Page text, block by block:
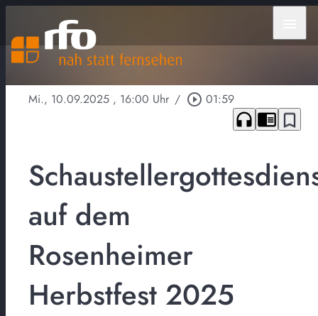
Mi., 10.09.2025 , 16:00 Uhr / play_circle_outline 01:59
headphones chrome_reader_mode bookmark_border
auf dem
Rosenheimer
Herbstfest 2025